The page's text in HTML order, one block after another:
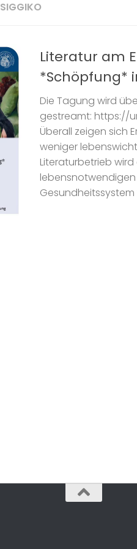
SIGGIKO
Literatur am
*Schöpfung*
Die Tagung wird
gestreamt: https://
Überall zeigen sich
weniger
Literaturbetrieb